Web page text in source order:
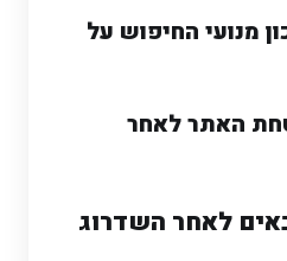
מנועי החיפוש על
האתר לאחר
לאחר השדרוג